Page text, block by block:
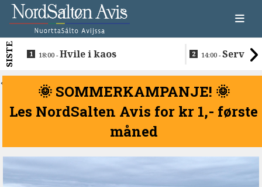
SISTE 18:00 -Hvile i kaos 14:00 -
beboerne
<
🌞 SOMMERKAMPANJE! 🌞
Les NordSalten Avis for kr 1,- første
måned